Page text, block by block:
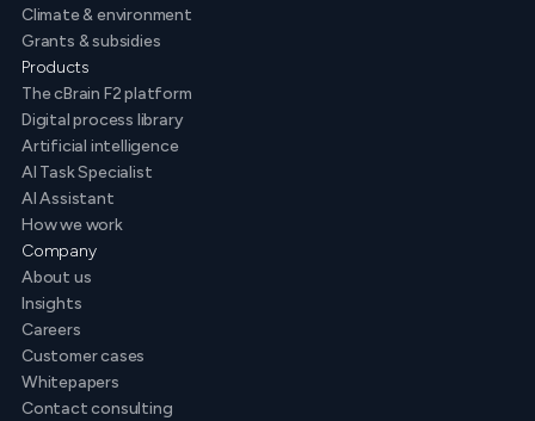
Climate & environment
Grants & subsidies
Products
The cBrain F2 platform
Digital process library
Artificial intelligence
AI Task Specialist
AI Assistant
How we work
Company
About us
Insights
Careers
Customer cases
Whitepapers
Contact consulting